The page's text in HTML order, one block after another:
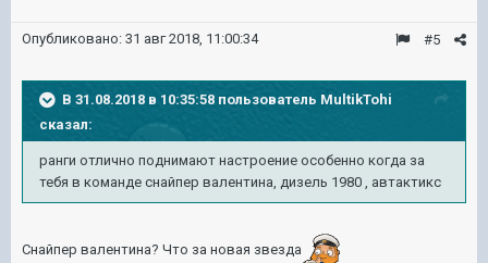
#5
Опубликовано: 31 авг 2018, 11:00:34
В 31.08.2018 в 10:35:58 пользователь MultikTohi
сказал:
ранги отлично поднимают настроение особенно когда за
тебя в команде снайпер валентина, дизель 1980 , автактикс
Снайпер валентина? Что за новая звезда